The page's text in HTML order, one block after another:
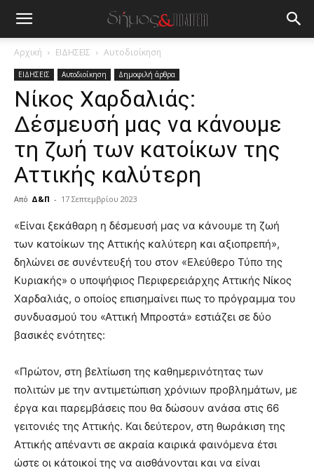
Αρχική ΕΙΔΗΣΕΙΣ Αυτοδιοίκηση
ΕΙΔΗΣΕΙΣ Αυτοδιοίκηση Δημοφιλή άρθρα
Νίκος Χαρδαλιάς:
Δέσμευσή μας να κάνουμε
τη ζωή των κατοίκων της
Αττικής καλύτερη
Από Δ&Π - 17 Σεπτεμβρίου 2023
blonde
lesbians
hot
cam
show.desi
xxx
lyons
you
the
meaning
of
pain.
pornhun
hd
«Είναι ξεκάθαρη η δέσμευσή μας να κάνουμε τη ζωή
των κατοίκων της Αττικής καλύτερη και αξιοπρεπή»,
δηλώνει σε συνέντευξή του στον «Ελεύθερο Τύπο της
Κυριακής» ο υποψήφιος Περιφερειάρχης Αττικής Νίκος
Χαρδαλιάς, ο οποίος επισημαίνει πως το πρόγραμμα του
συνδυασμού του «Αττική Μπροστά» εστιάζει σε δύο
βασικές ενότητες:
«Πρώτον, στη βελτίωση της καθημερινότητας των
πολιτών με την αντιμετώπιση χρόνιων προβλημάτων, με
έργα και παρεμβάσεις που θα δώσουν ανάσα στις 66
γειτονιές της Αττικής. Και δεύτερον, στη θωράκιση της
Αττικής απέναντι σε ακραία καιρικά φαινόμενα έτσι
ώστε οι κάτοικοί της να αισθάνονται και να είναι